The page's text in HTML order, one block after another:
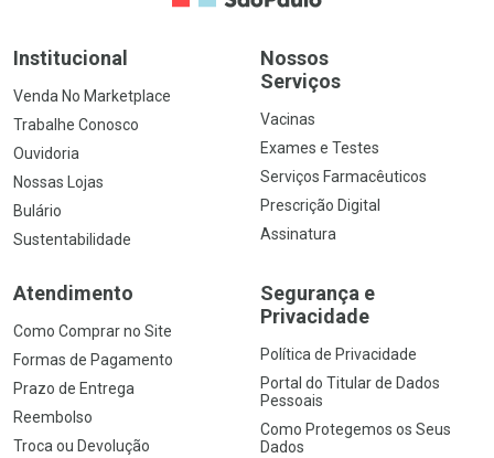
Institucional
Venda No Marketplace
Trabalhe Conosco
Ouvidoria
Nossas Lojas
Bulário
Sustentabilidade
Nossos
Serviços
Vacinas
Exames e Testes
Serviços Farmacêuticos
Prescrição Digital
Assinatura
Atendimento
Como Comprar no Site
Formas de Pagamento
Prazo de Entrega
Reembolso
Troca ou Devolução
Segurança e
Privacidade
Política de Privacidade
Portal do Titular de Dados
Pessoais
Como Protegemos os Seus
Dados